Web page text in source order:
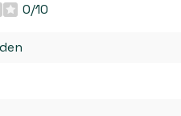
0/10